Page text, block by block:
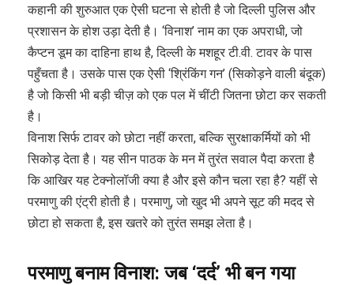
कहानी की शुरुआत एक ऐसी घटना से होती है जो दिल्ली पुलिस और
प्रशासन के होश उड़ा देती है। ‘विनाश’ नाम का एक अपराधी, जो
कैप्टन डूम का दाहिना हाथ है, दिल्ली के मशहूर टी.वी. टावर के पास
पहुँचता है। उसके पास एक ऐसी ‘श्रिंकिंग गन’ (सिकोड़ने वाली बंदूक)
है जो किसी भी बड़ी चीज़ को एक पल में चींटी जितना छोटा कर सकती
है।
विनाश सिर्फ टावर को छोटा नहीं करता, बल्कि सुरक्षाकर्मियों को भी
सिकोड़ देता है। यह सीन पाठक के मन में तुरंत सवाल पैदा करता है
कि आखिर यह टेक्नोलॉजी क्या है और इसे कौन चला रहा है? यहीं से
परमाणु की एंट्री होती है। परमाणु, जो खुद भी अपने सूट की मदद से
छोटा हो सकता है, इस खतरे को तुरंत समझ लेता है।
परमाणु बनाम विनाश:जब‘दर्द’ भी बन गया